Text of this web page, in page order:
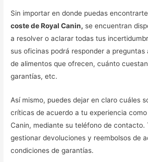
Sin importar en donde puedas
coste de Royal Canin, se encuentran
a resolver o aclarar todas tus
sus oficinas podrá responder a
de alimentos que ofrecen, cuánto
garantías, etc.
Así mismo, puedes dejar en claro cuáles
críticas de acuerdo a tu experiencia
Canin, mediante su teléfono de contacto.
gestionar devoluciones y reembolsos de
condiciones de garantías.